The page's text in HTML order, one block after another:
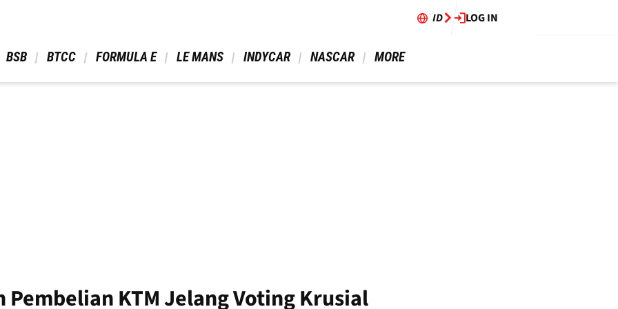
ID LOG IN
BSB BTCC FORMULA E LE MANS INDYCAR NASCAR MORE
Pembelian KTM Jelang Voting Krusial